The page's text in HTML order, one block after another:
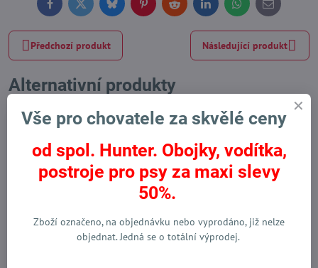
FacebookTwitterBlueskyPinterestReddit LinkedInWhatsApp
E-
mail
Předchozí produkt Následující produkt
Alternativní produkty
Výprodej Výprodej
Vše pro chovatele za skvělé ceny
od spol. Hunter. Obojky, vodítka,
postroje pro psy za maxi slevy
50%.
Zboží označeno, na objednávku nebo vyprodáno, již nelze
objednat. Jedná se o totální výprodej.